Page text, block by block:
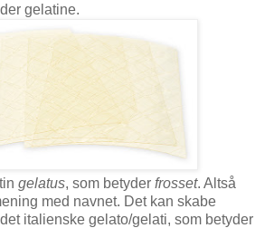
gelatine.
gelatus, som betyder frosset. Altså
med navnet. Det kan skabe
italienske gelato/gelati, som betyder